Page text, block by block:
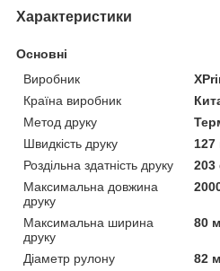
Характеристики
Основні
Виробник
Країна виробник
Метод друку
Швидкість друку
Роздільна здатність друку
203
Максимальна довжина
друку
Максимальна ширина
друку
80
Діаметр рулону
82